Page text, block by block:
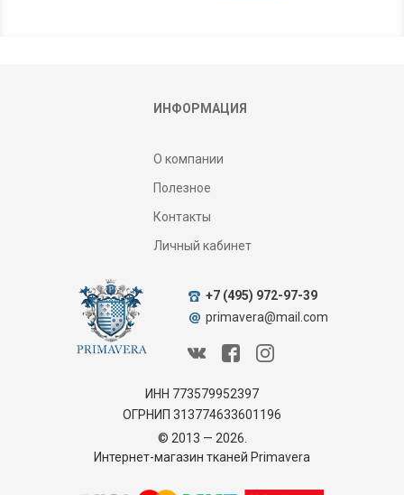
ИНФОРМАЦИЯ
О компании
Полезное
Контакты
Личный кабинет
ИНН 773579952397
ОГРНИП 313774633601196
© 2013 — 2026.
Интернет-магазин тканей Primavera
+7 (495) 972-97-39
primavera@mail.com